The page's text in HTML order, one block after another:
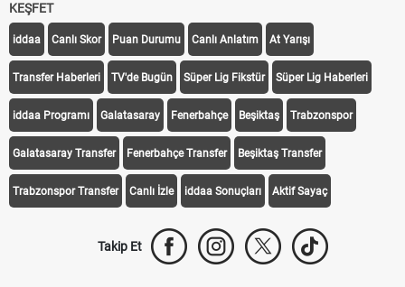
KEŞFET
iddaa Canlı Skor Puan Durumu Canlı Anlatım At Yarışı
Transfer Haberleri TV'de Bugün Süper Lig Fikstür Süper Lig Haberleri
iddaa Programı Galatasaray Fenerbahçe Beşiktaş Trabzonspor
Galatasaray Transfer Fenerbahçe Transfer Beşiktaş Transfer
Trabzonspor Transfer Canlı İzle iddaa Sonuçları Aktif Sayaç
Takip Et